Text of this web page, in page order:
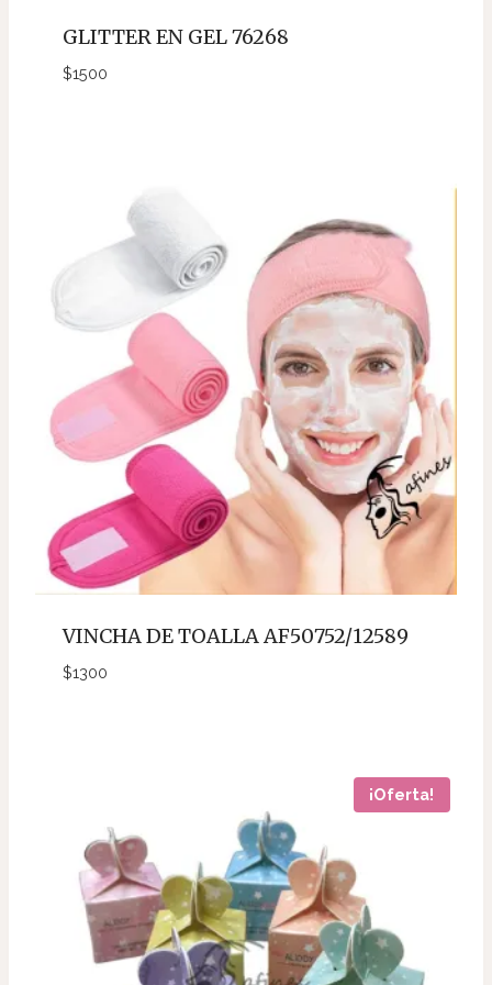
GLITTER EN GEL 76268
$1500
VINCHA DE TOALLA AF50752/12589
$1300
¡Oferta!